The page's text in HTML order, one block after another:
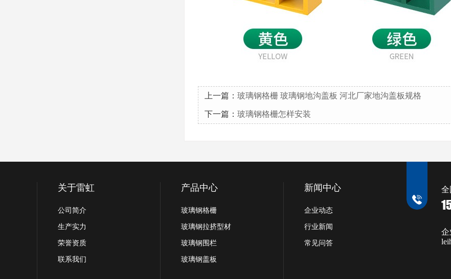
上一篇： 玻璃钢格栅 玻璃钢地沟盖板 河北厂家地沟盖板规格
下一篇： 玻璃钢格栅怎样安装
关于雷虹
公司简介
生产实力
荣誉资质
联系我们
产品中心
玻璃钢格栅
玻璃钢拉挤型材
玻璃钢围栏
玻璃钢盖板
新闻中心
企业动态
行业新闻
常见问答
全
企